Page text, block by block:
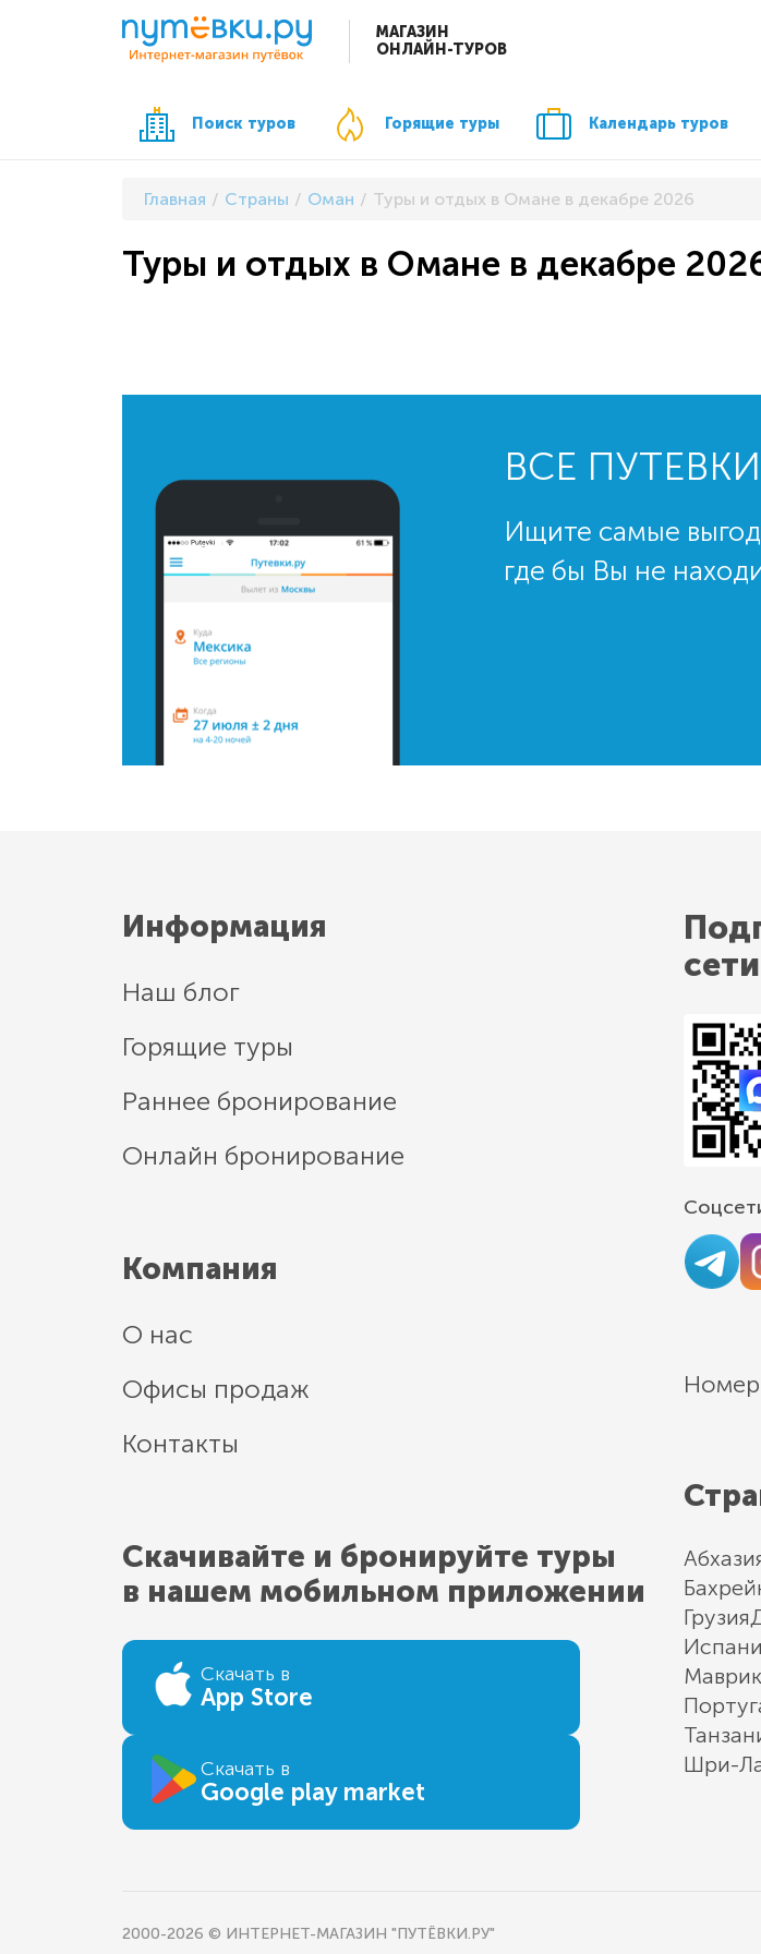
МАГАЗИН
ОНЛАЙН-ТУРОВ
Поиск туров Горящие туры Календарь туров
Главная Страны Оман Туры и отдых в Омане в декабре 2026
Туры и отдых в Омане в декабре
ВСЕ
Ищите самые
где бы Вы не
Информация
Наш блог
Горящие туры
Раннее бронирование
Онлайн бронирование
Компания
О нас
Офисы продаж
Контакты
Скачивайте и бронируйте туры
в нашем мобильном приложении
Скачать в
App Store
Скачать в
Google play market
Номер
Грузия
Шри-
2000-2026 © ИНТЕРНЕТ-МАГАЗИН "ПУТЁВКИ.РУ"